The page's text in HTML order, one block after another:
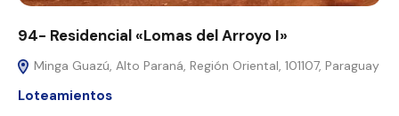
94- Residencial «Lomas del Arroyo I»
Minga Guazú, Alto Paraná, Región Oriental, 101107, Paraguay
Loteamientos